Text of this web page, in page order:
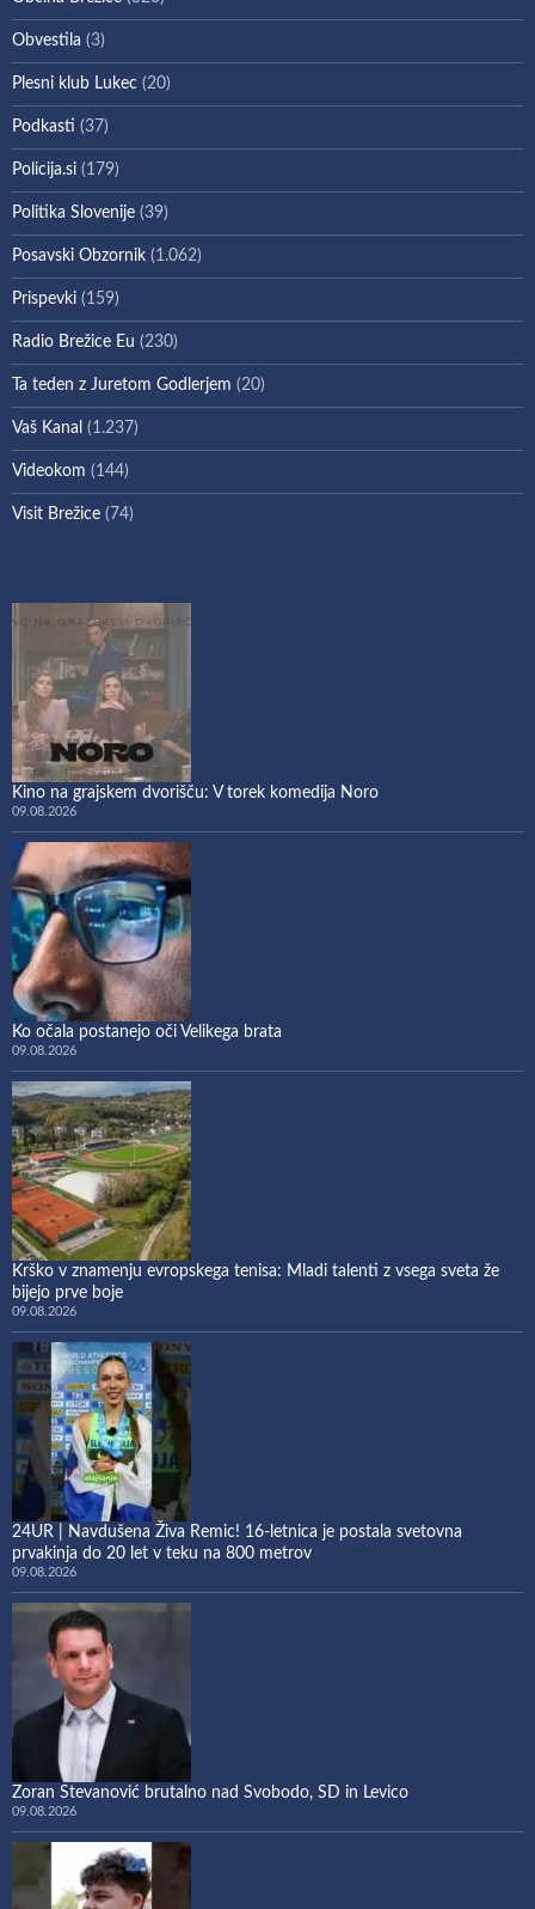
Obvestila (3)
Plesni klub Lukec (20)
Podkasti (37)
Policija.si (179)
Politika Slovenije (39)
Posavski Obzornik (1.062)
Prispevki (159)
Radio Brežice Eu (230)
Ta teden z Juretom Godlerjem (20)
Vaš Kanal (1.237)
Videokom (144)
Visit Brežice (74)
Kino na grajskem dvorišču: V torek komedija Noro
09.08.2026
Ko očala postanejo oči Velikega brata
09.08.2026
Krško v znamenju evropskega tenisa: Mladi talenti z vsega sveta že
bijejo prve boje
09.08.2026
24UR | Navdušena Živa Remic! 16-letnica je postala svetovna
prvakinja do 20 let v teku na 800 metrov
09.08.2026
Zoran Stevanović brutalno nad Svobodo, SD in Levico
09.08.2026